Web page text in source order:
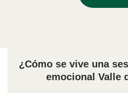
¿Cómo se vive una
emocional Valle